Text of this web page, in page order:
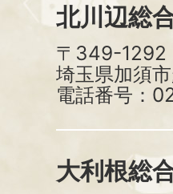
北川辺総
〒349-1292
埼玉県加須
電話番号：
大利根総